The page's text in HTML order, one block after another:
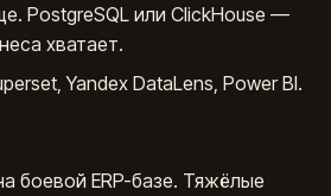
PostgreSQL или ClickHouse —
хватает.
Yandex DataLens, Power BI.
боевой ERP-базе. Тяжёлые